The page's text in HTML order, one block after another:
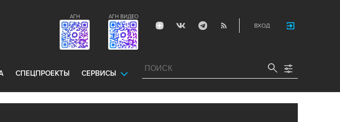
ВХОД
АГН ВИДЕО
АГН
СПЕЦПРОЕКТЫ СЕРВИСЫ